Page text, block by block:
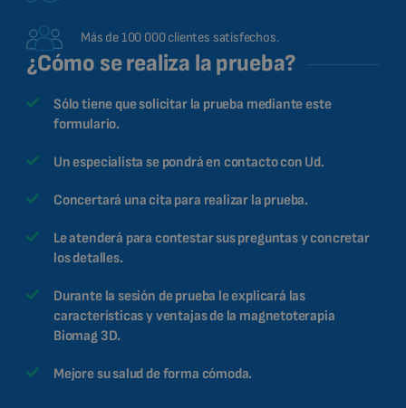
Más de 100 000 clientes satisfechos.
¿Cómo se realiza la prueba?
Sólo tiene que solicitar la prueba mediante este
formulario.
Un especialista se pondrá en contacto con Ud.
Concertará una cita para realizar la prueba.
Le atenderá para contestar sus preguntas y concretar
los detalles.
Durante la sesión de prueba le explicará las
características y ventajas de la magnetoterapia
Biomag 3D.
Mejore su salud de forma cómoda.